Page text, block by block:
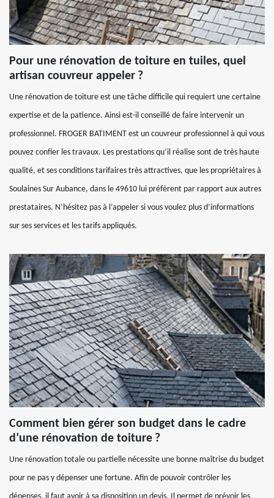
Pour une rénovation de toiture en tuiles, quel
artisan couvreur appeler ?
Une rénovation de toiture est une tâche difficile qui requiert une certaine
expertise et de la patience. Ainsi est-il conseillé de faire intervenir un
professionnel. FROGER BATIMENT est un couvreur professionnel à qui vous
pouvez confier les travaux. Les prestations qu’il réalise sont de très haute
qualité, et ses conditions tarifaires très attractives, que les propriétaires à
Soulaines Sur Aubance, dans le 49610 lui préfèrent par rapport aux autres
prestataires. N’hésitez pas à l’appeler si vous voulez plus d’informations
sur ses services et les tarifs appliqués.
Comment bien gérer son budget dans le cadre
d’une rénovation de toiture ?
Une rénovation totale ou partielle nécessite une bonne maîtrise du budget
pour ne pas y dépenser une fortune. Afin de pouvoir contrôler les